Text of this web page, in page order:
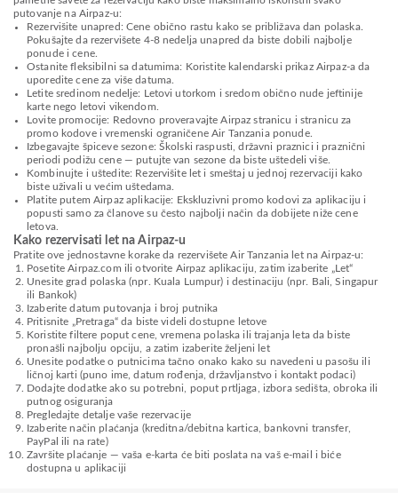
putovanje na Airpaz-u:
Rezervišite unapred: Cene obično rastu kako se približava dan polaska.
Pokušajte da rezervišete 4-8 nedelja unapred da biste dobili najbolje
ponude i cene.
Ostanite fleksibilni sa datumima: Koristite kalendarski prikaz Airpaz-a da
uporedite cene za više datuma.
Letite sredinom nedelje: Letovi utorkom i sredom obično nude jeftinije
karte nego letovi vikendom.
Lovite promocije: Redovno proveravajte Airpaz stranicu i stranicu za
promo kodove i vremenski ograničene Air Tanzania ponude.
Izbegavajte špiceve sezone: Školski raspusti, državni praznici i praznični
periodi podižu cene — putujte van sezone da biste uštedeli više.
Kombinujte i uštedite: Rezervišite let i smeštaj u jednoj rezervaciji kako
biste uživali u većim uštedama.
Platite putem Airpaz aplikacije: Ekskluzivni promo kodovi za aplikaciju i
popusti samo za članove su često najbolji način da dobijete niže cene
letova.
Kako rezervisati let na Airpaz-u
Pratite ove jednostavne korake da rezervišete Air Tanzania let na Airpaz-u:
Posetite Airpaz.com ili otvorite Airpaz aplikaciju, zatim izaberite „Let“
Unesite grad polaska (npr. Kuala Lumpur) i destinaciju (npr. Bali, Singapur
ili Bankok)
Izaberite datum putovanja i broj putnika
Pritisnite „Pretraga“ da biste videli dostupne letove
Koristite filtere poput cene, vremena polaska ili trajanja leta da biste
pronašli najbolju opciju, a zatim izaberite željeni let
Unesite podatke o putnicima tačno onako kako su navedeni u pasošu ili
ličnoj karti (puno ime, datum rođenja, državljanstvo i kontakt podaci)
Dodajte dodatke ako su potrebni, poput prtljaga, izbora sedišta, obroka ili
putnog osiguranja
Pregledajte detalje vaše rezervacije
Izaberite način plaćanja (kreditna/debitna kartica, bankovni transfer,
PayPal ili na rate)
Završite plaćanje — vaša e-karta će biti poslata na vaš e-mail i biće
dostupna u aplikaciji